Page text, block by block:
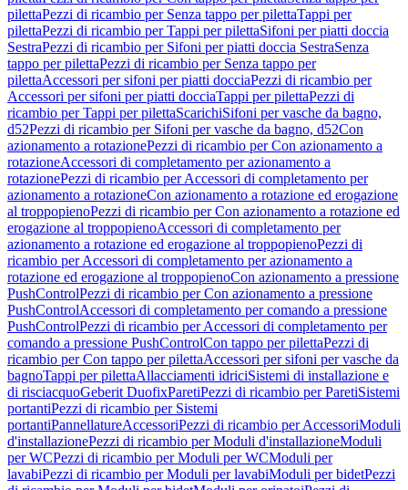
pilettaPezzi di ricambio per Senza tappo per pilettaTappi per
pilettaPezzi di ricambio per Tappi per pilettaSifoni per piatti doccia
SestraPezzi di ricambio per Sifoni per piatti doccia SestraSenza
tappo per pilettaPezzi di ricambio per Senza tappo per
pilettaAccessori per sifoni per piatti docciaPezzi di ricambio per
Accessori per sifoni per piatti docciaTappi per pilettaPezzi di
ricambio per Tappi per pilettaScarichiSifoni per vasche da bagno,
d52Pezzi di ricambio per Sifoni per vasche da bagno, d52Con
azionamento a rotazionePezzi di ricambio per Con azionamento a
rotazioneAccessori di completamento per azionamento a
rotazionePezzi di ricambio per Accessori di completamento per
azionamento a rotazioneCon azionamento a rotazione ed erogazione
al troppopienoPezzi di ricambio per Con azionamento a rotazione ed
erogazione al troppopienoAccessori di completamento per
azionamento a rotazione ed erogazione al troppopienoPezzi di
ricambio per Accessori di completamento per azionamento a
rotazione ed erogazione al troppopienoCon azionamento a pressione
PushControlPezzi di ricambio per Con azionamento a pressione
PushControlAccessori di completamento per comando a pressione
PushControlPezzi di ricambio per Accessori di completamento per
comando a pressione PushControlCon tappo per pilettaPezzi di
ricambio per Con tappo per pilettaAccessori per sifoni per vasche da
bagnoTappi per pilettaAllacciamenti idriciSistemi di installazione e
di risciacquoGeberit DuofixParetiPezzi di ricambio per ParetiSistemi
portantiPezzi di ricambio per Sistemi
portantiPannellatureAccessoriPezzi di ricambio per AccessoriModuli
d'installazionePezzi di ricambio per Moduli d'installazioneModuli
per WCPezzi di ricambio per Moduli per WCModuli per
lavabiPezzi di ricambio per Moduli per lavabiModuli per bidetPezzi